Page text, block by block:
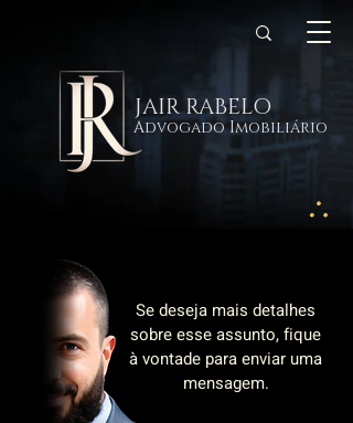
JAIR RABELO
Advogado Imobiliário
Se deseja mais detalhes
sobre esse assunto, fique
à vontade para enviar uma
mensagem.